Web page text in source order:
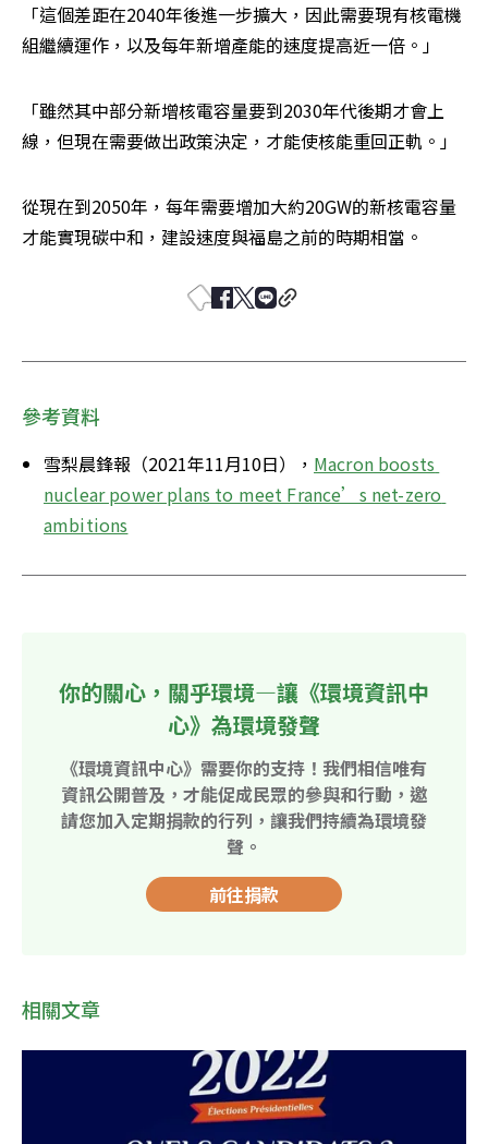
「這個差距在2040年後進一步擴大，因此需要現有核電機
組繼續運作，以及每年新增產能的速度提高近一倍。」
「雖然其中部分新增核電容量要到2030年代後期才會上
線，但現在需要做出政策決定，才能使核能重回正軌。」
從現在到2050年，每年需要增加大約20GW的新核電容量
才能實現碳中和，建設速度與福島之前的時期相當。
參考資料
雪梨晨鋒報（2021年11月10日）， Macron boosts
nuclear power plans to meet France’s net-zero
ambitions
你的關心，關乎環境—讓《環境資訊中
心》為環境發聲
《環境資訊中心》需要你的支持！我們相信唯有
資訊公開普及，才能促成民眾的參與和行動，邀
請您加入定期捐款的行列，讓我們持續為環境發
聲。
前往捐款
相關文章